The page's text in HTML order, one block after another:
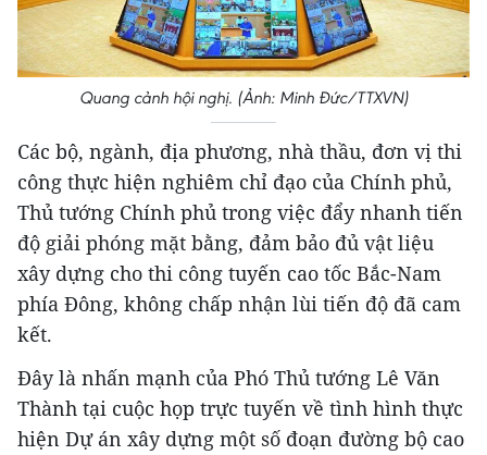
Quang cảnh hội nghị. (Ảnh: Minh Đức/TTXVN)
Các bộ, ngành, địa phương, nhà thầu, đơn vị thi
công thực hiện nghiêm chỉ đạo của Chính phủ,
Thủ tướng Chính phủ trong việc đẩy nhanh tiến
độ giải phóng mặt bằng, đảm bảo đủ vật liệu
xây dựng cho thi công tuyến cao tốc Bắc-Nam
phía Đông, không chấp nhận lùi tiến độ đã cam
kết.
Đây là nhấn mạnh của Phó Thủ tướng Lê Văn
Thành tại cuộc họp trực tuyến về tình hình thực
hiện Dự án xây dựng một số đoạn đường bộ cao